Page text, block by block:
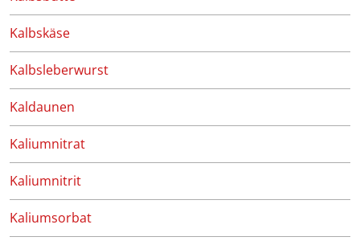
Kalbskäse
Kalbsleberwurst
Kaldaunen
Kaliumnitrat
Kaliumnitrit
Kaliumsorbat